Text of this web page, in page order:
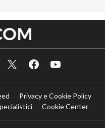
Privacy e Cookie Policy
Cookie Center